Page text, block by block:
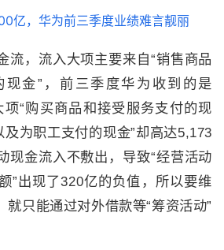
流，流入大项主要来自“销售商品
金”，前三季度华为收到的是
项“购买商品和接受服务支付的现
及为职工支付的现金”却高达5,173
现金流入不敷出，导致“经营活动
”出现了320亿的负值，所以要维
就只能通过对外借款等“筹资活动”